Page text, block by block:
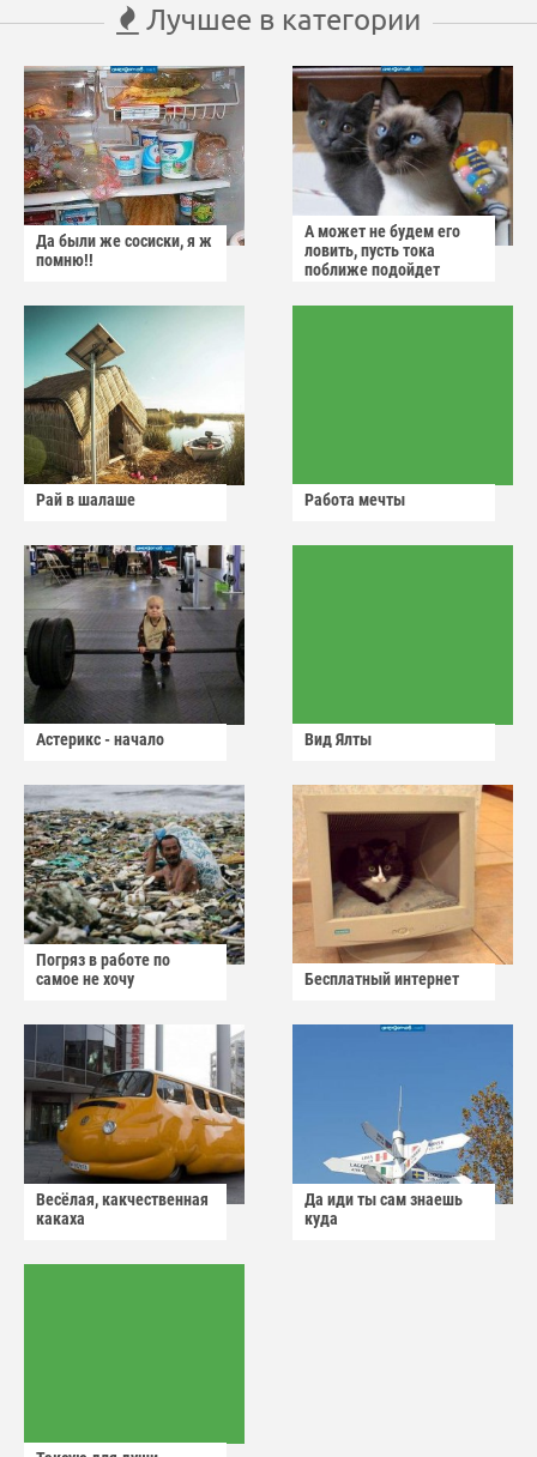
Лучшее в категории
Да были же сосиски, я ж
помню!!
А может не будем его
ловить, пусть тока
поближе подойдет
Рай в шалаше Работа мечты
Астерикс - начало Вид Ялты
Погряз в работе по
самое не хочу
Бесплатный интернет
Весёлая, какчественная
какаха
Да иди ты сам знаешь
куда